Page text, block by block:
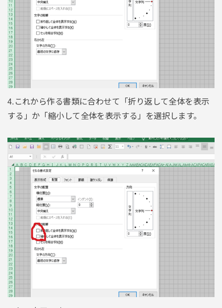
4.これから作る書類に合わせて「折り返して全体を表示
する」か「縮小して全体を表示する」を選択します。